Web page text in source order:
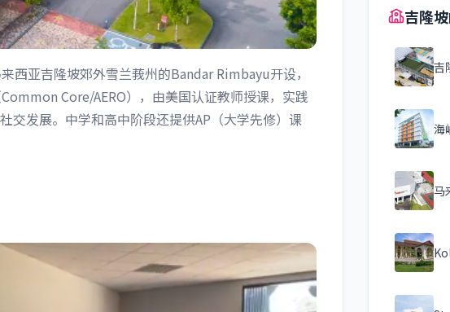
西亚吉隆坡郊外雪兰莪州的Bandar Rimbayu开设，
Core/AERO），由美国认证教师授课，实践
交发展。中学和高中阶段还提供AP（大学先修）课
吉隆
吉
海
马